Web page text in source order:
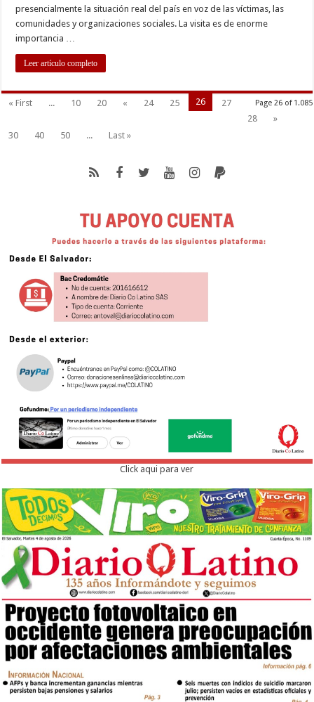
presencialmente la situación real del país en voz de las víctimas, las
comunidades y organizaciones sociales. La visita es de enorme
importancia …
Leer artículo completo
Page 26 of 1.085
« First ... 10 20 « 24 25 26
27
28
»
30
40 50 ... Last »
Click aqui para ver